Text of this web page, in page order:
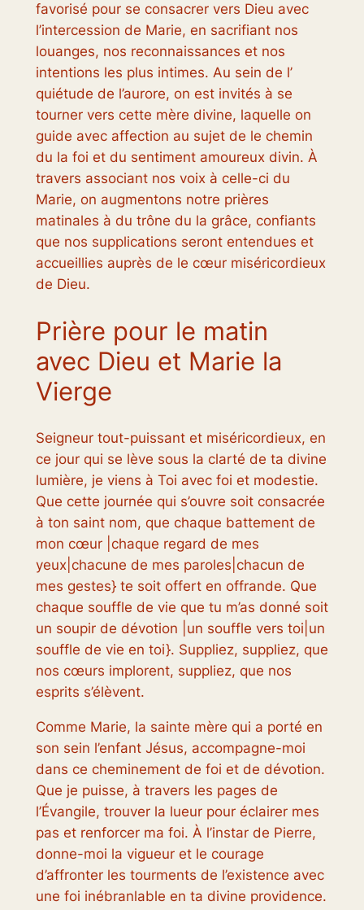
favorisé pour se consacrer vers Dieu avec
l’intercession de Marie, en sacrifiant nos
louanges, nos reconnaissances et nos
intentions les plus intimes. Au sein de l’
quiétude de l’aurore, on est invités à se
tourner vers cette mère divine, laquelle on
guide avec affection au sujet de le chemin
du la foi et du sentiment amoureux divin. À
travers associant nos voix à celle-ci du
Marie, on augmentons notre prières
matinales à du trône du la grâce, confiants
que nos supplications seront entendues et
accueillies auprès de le cœur miséricordieux
de Dieu.
Prière pour le matin
avec Dieu et Marie la
Vierge
Seigneur tout-puissant et miséricordieux, en
ce jour qui se lève sous la clarté de ta divine
lumière, je viens à Toi avec foi et modestie.
Que cette journée qui s’ouvre soit consacrée
à ton saint nom, que chaque battement de
mon cœur |chaque regard de mes
yeux|chacune de mes paroles|chacun de
mes gestes} te soit offert en offrande. Que
chaque souffle de vie que tu m’as donné soit
un soupir de dévotion |un souffle vers toi|un
souffle de vie en toi}. Suppliez, suppliez, que
nos cœurs implorent, suppliez, que nos
esprits s’élèvent.
Comme Marie, la sainte mère qui a porté en
son sein l’enfant Jésus, accompagne-moi
dans ce cheminement de foi et de dévotion.
Que je puisse, à travers les pages de
l’Évangile, trouver la lueur pour éclairer mes
pas et renforcer ma foi. À l’instar de Pierre,
donne-moi la vigueur et le courage
d’affronter les tourments de l’existence avec
une foi inébranlable en ta divine providence.